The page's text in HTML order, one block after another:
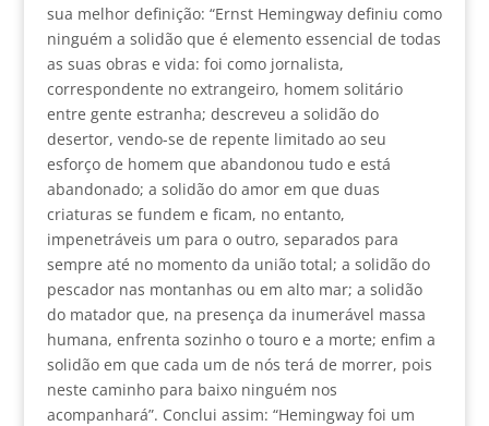
sua melhor definição: “Ernst Hemingway definiu como
ninguém a solidão que é elemento essencial de todas
as suas obras e vida: foi como jornalista,
correspondente no extrangeiro, homem solitário
entre gente estranha; descreveu a solidão do
desertor, vendo-se de repente limitado ao seu
esforço de homem que abandonou tudo e está
abandonado; a solidão do amor em que duas
criaturas se fundem e ficam, no entanto,
impenetráveis um para o outro, separados para
sempre até no momento da união total; a solidão do
pescador nas montanhas ou em alto mar; a solidão
do matador que, na presença da inumerável massa
humana, enfrenta sozinho o touro e a morte; enfim a
solidão em que cada um de nós terá de morrer, pois
neste caminho para baixo ninguém nos
acompanhará”. Conclui assim: “Hemingway foi um